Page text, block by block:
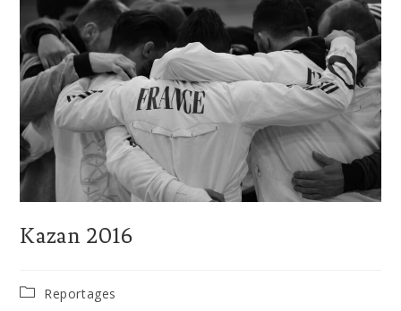
Kazan 2016
Reportages